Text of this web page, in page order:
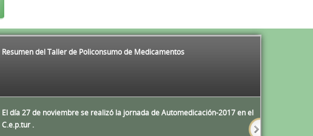
Resumen del Taller de Policonsumo de Medicamentos
El día 27 de noviembre se realizó la jornada de Automedicación-2017 en el
C.e.p.tur .